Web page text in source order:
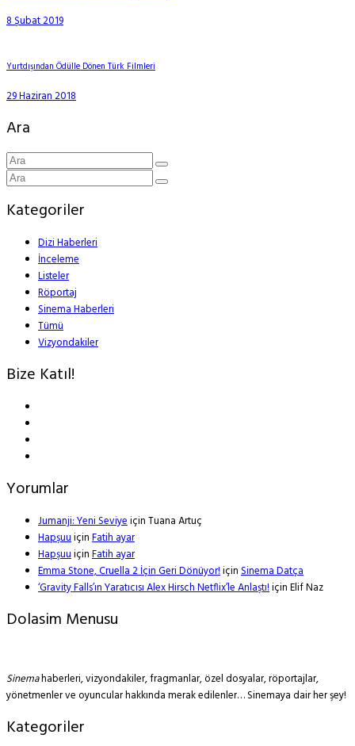
8 Şubat 2019
Yurtdışından Ödülle Dönen Türk Filmleri
29 Haziran 2018
Ara
Kategoriler
Dizi Haberleri
İnceleme
Listeler
Röportaj
Sinema Haberleri
Tümü
Vizyondakiler
Bize Katıl!
Yorumlar
Jumanji: Yeni SeviyeiçinTuana Artuç
HapşuuiçinFatih ayar
HapşuuiçinFatih ayar
Emma Stone, Cruella 2 İçin Geri Dönüyor!içinSinema Datça
‘Gravity Falls’ın Yaratıcısı Alex Hirsch Netflix’le Anlaştı!içinElif Naz
Dolasim Menusu
Sinemahaberleri, vizyondakiler, fragmanlar, özel dosyalar, röportajlar,
yönetmenler ve oyuncular hakkında merak edilenler… Sinemaya dair her şey!
Kategoriler